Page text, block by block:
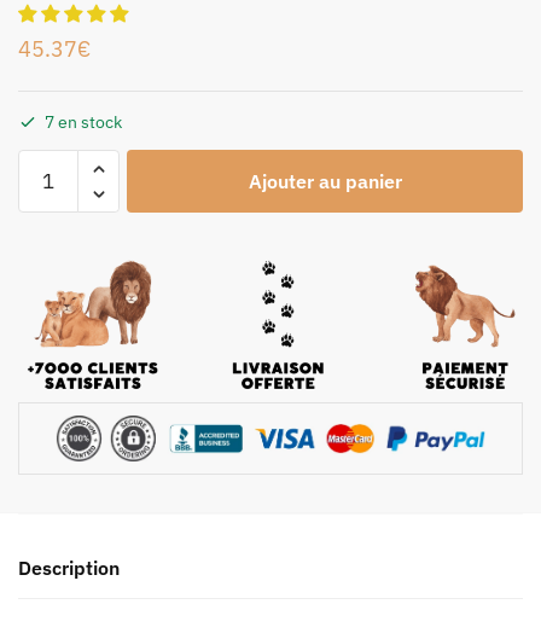
45.37€
7 en stock
Ajouter au panier
Description